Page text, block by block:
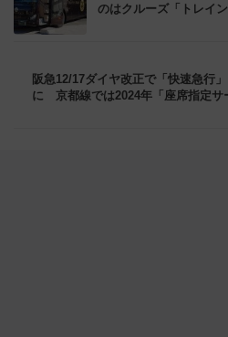
のはクルーズ「トレイ
阪急12/17ダイヤ改正で「快速急行
に 京都線では2024年「座席指定サ